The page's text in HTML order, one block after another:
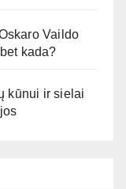
Vaildo
kada?
kūnui ir sielai